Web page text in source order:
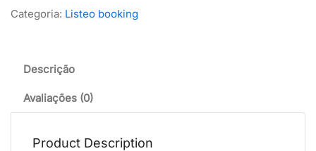
Categoria: Listeo booking
Descrição
Avaliações (0)
Product Description